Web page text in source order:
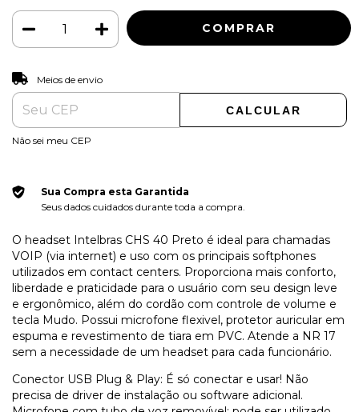
Entregas para o CEP:
Meios de envio
CALCULAR
Não sei meu CEP
Sua Compra esta Garantida
Seus dados cuidados durante toda a compra.
O headset Intelbras CHS 40 Preto é ideal para chamadas
VOIP (via internet) e uso com os principais softphones
utilizados em contact centers. Proporciona mais conforto,
liberdade e praticidade para o usuário com seu design leve
e ergonômico, além do cordão com controle de volume e
tecla Mudo. Possui microfone flexivel, protetor auricular em
espuma e revestimento de tiara em PVC. Atende a NR 17
sem a necessidade de um headset para cada funcionário.
Conector USB Plug & Play: É só conectar e usar! Não
precisa de driver de instalação ou software adicional.